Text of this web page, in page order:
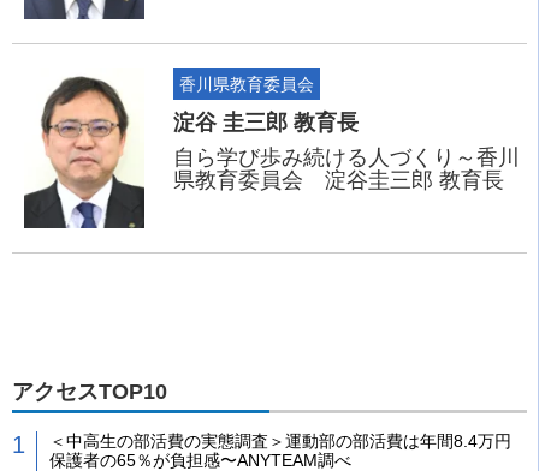
香川県教育委員会
淀谷 圭三郎 教育長
自ら学び歩み続ける人づくり～香川
県教育委員会 淀谷圭三郎 教育長
アクセスTOP10
＜中高生の部活費の実態調査＞運動部の部活費は年間8.4万円
保護者の65％が負担感〜ANYTEAM調べ